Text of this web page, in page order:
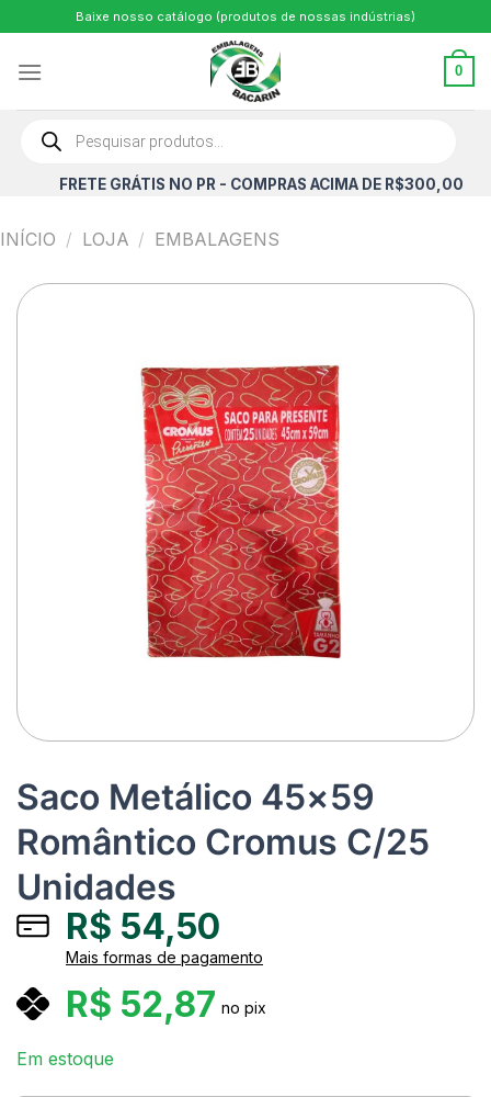
to
content
Baixe nosso catálogo (produtos de nossas indústrias)
0
produtos
FRETE GRÁTIS NO PR - COMPRAS ACIMA DE R$300,00
INÍCIO / LOJA / EMBALAGENS
Saco Metálico 45×59
Romântico Cromus C/25
Unidades
R$ 54,50
Mais formas de pagamento
R$ 52,87 no pix
Em estoque